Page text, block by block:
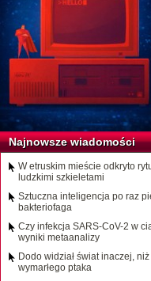
Najnowsze wiadomości
W etruskim mieście odkryto
ludzkimi szkieletami
Sztuczna inteligencja po raz
bakteriofaga
Czy infekcja SARS-CoV-2 w
wyniki metaanalizy
Dodo widział świat inaczej,
wymarłego ptaka